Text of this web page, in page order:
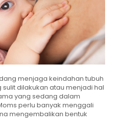
menjaga keindahan tubuh
dilakukan atau menjadi hal
yang sedang dalam
perlu banyak menggali
mengembalikan bentuk